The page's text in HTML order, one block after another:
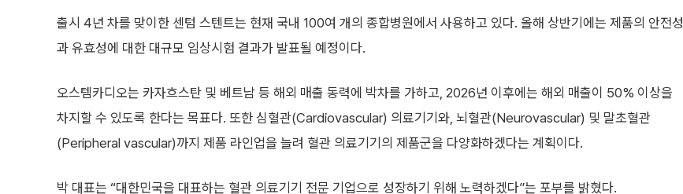
출시 4년 차를 맞이한 센텀 스텐트는 현재 국내 100여 개의 종합병원에서 사용하고 있다. 올해 상반기에는 제품의 안전성
과 유효성에 대한 대규모 임상시험 결과가 발표될 예정이다.
오스템카디오는 카자흐스탄 및 베트남 등 해외 매출 동력에 박차를 가하고, 2026년 이후에는 해외 매출이 50% 이상을
차지할 수 있도록 한다는 목표다. 또한 심혈관(Cardiovascular) 의료기기와, 뇌혈관(Neurovascular) 및 말초혈관
(Peripheral vascular)까지 제품 라인업을 늘려 혈관 의료기기의 제품군을 다양화하겠다는 계획이다.
박 대표는 “대한민국을 대표하는 혈관 의료기기 전문 기업으로 성장하기 위해 노력하겠다”는 포부를 밝혔다.